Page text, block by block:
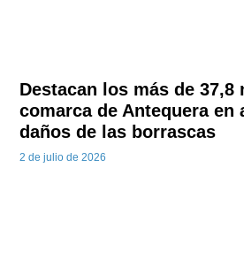
Destacan los más de
comarca de Antequera en
daños de las borrascas
2 de julio de 2026